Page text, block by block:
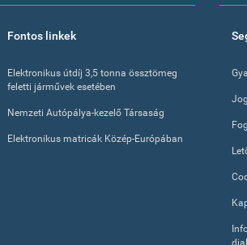
Fontos linkek
Elektronikus útdíj 3,5 tonna össztömeg
feletti járművek esetében
Nemzeti Autópálya-kezelő Társaság
Elektronikus matricák Közép-Európában